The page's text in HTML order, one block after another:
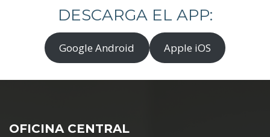
DESCARGA EL APP:
Google Android Apple iOS
OFICINA CENTRAL